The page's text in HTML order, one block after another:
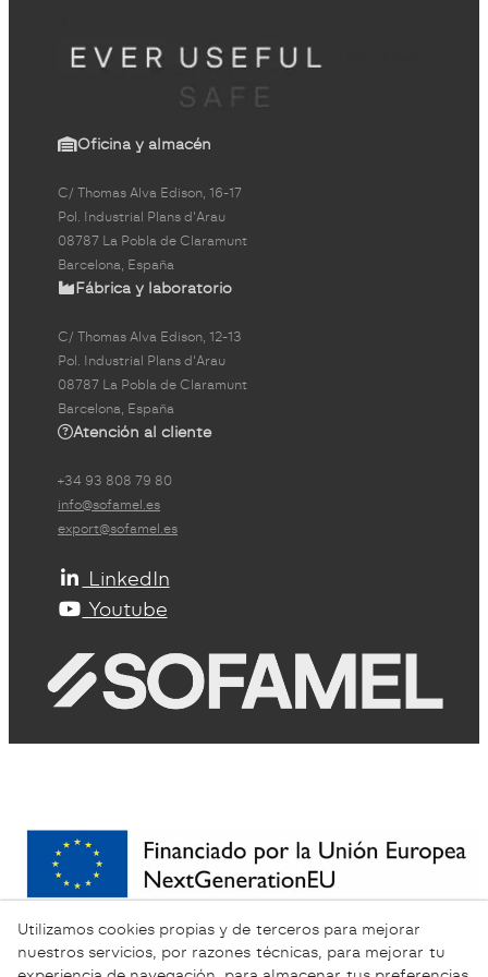
Oficina y almacén
C/ Thomas Alva Edison, 16-17
Pol. Industrial Plans d'Arau
08787 La Pobla de Claramunt
Barcelona, España
Fábrica y laboratorio
C/ Thomas Alva Edison, 12-13
Pol. Industrial Plans d'Arau
08787 La Pobla de Claramunt
Barcelona, España
Atención al cliente
+34 93 808 79 80
info@sofamel.es
export@sofamel.es
LinkedIn
Youtube
Utilizamos cookies propias y de terceros para mejorar
nuestros servicios, por razones técnicas, para mejorar tu